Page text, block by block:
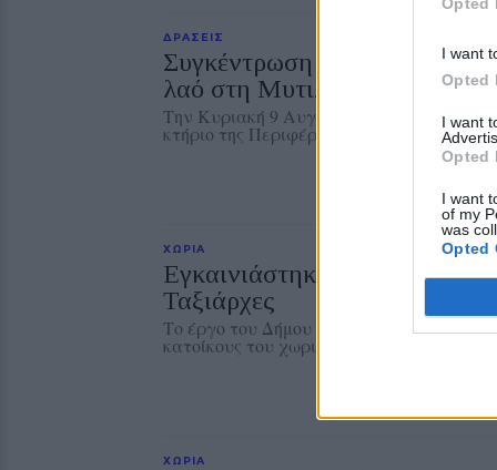
I want
Opted
I want
Opted
I want
of my
was
Opted
ΔΡΑΣΕΙΣ
Συγκέντρωση αλληλεγγύης
λαό στη Μυτιλήνη
Την Κυριακή 9 Αυγούστου, στις 19:30,
κτήριο της Περιφέρειας Βορείου
ΧΩΡΙΑ
Εγκαινιάστηκε η νέα παιδική
Ταξιάρχες
Το έργο του Δήμου Μυτιλήνης
κατοίκους του χωριού
ΧΩΡΙΑ